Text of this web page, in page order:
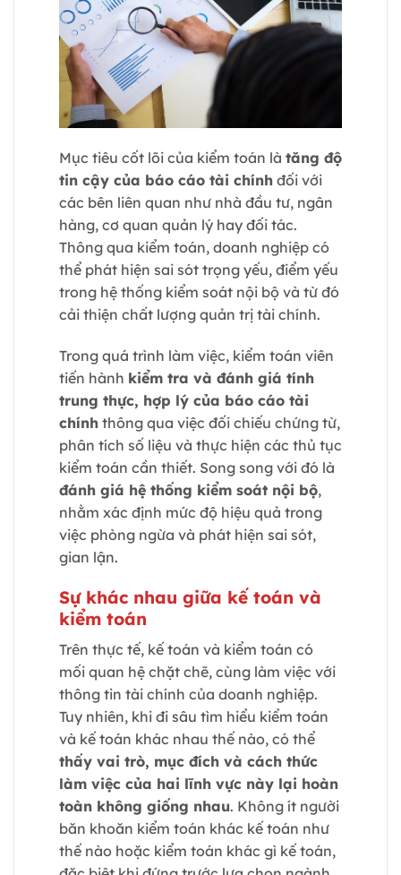
Mục tiêu cốt lõi của kiểm toán là tăng độ
tin cậy của báo cáo tài chính đối với
các bên liên quan như nhà đầu tư, ngân
hàng, cơ quan quản lý hay đối tác.
Thông qua kiểm toán, doanh nghiệp có
thể phát hiện sai sót trọng yếu, điểm yếu
trong hệ thống kiểm soát nội bộ và từ đó
cải thiện chất lượng quản trị tài chính.
Trong quá trình làm việc, kiểm toán viên
tiến hành kiểm tra và đánh giá tính
trung thực, hợp lý của báo cáo tài
chính thông qua việc đối chiếu chứng từ,
phân tích số liệu và thực hiện các thủ tục
kiểm toán cần thiết. Song song với đó là
đánh giá hệ thống kiểm soát nội bộ,
nhằm xác định mức độ hiệu quả trong
việc phòng ngừa và phát hiện sai sót,
gian lận.
Sự khác nhau giữa kế toán và
kiểm toán
Trên thực tế, kế toán và kiểm toán có
mối quan hệ chặt chẽ, cùng làm việc với
thông tin tài chính của doanh nghiệp.
Tuy nhiên, khi đi sâu tìm hiểu kiểm toán
và kế toán khác nhau thế nào, có thể
thấy vai trò, mục đích và cách thức
làm việc của hai lĩnh vực này lại hoàn
toàn không giống nhau. Không ít người
băn khoăn kiểm toán khác kế toán như
thế nào hoặc kiểm toán khác gì kế toán,